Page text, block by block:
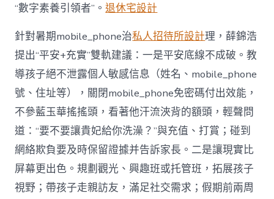
“數字素養引領者”。退休宅設計
針對暑期mobile_phone治私人招待所設計理，薛錦浩
提出“平安+充實”雙軌建議：一是平安底線不成破。教
導孩子絕不泄露個人敏感信息（姓名、mobile_phone
號、住址等），關閉mobile_phone免密碼付出效能，
不參藍玉華搖搖頭，看著他汗流浹背的額頭，輕聲問
道：“要不要讓貴妃給你洗澡？”與充值、打賞；碰到
網絡欺負要及時保留證據并告訴家長。二是讓現實比
屏幕更出色。規劃觀光、興趣班或托管班，拓展孩子
視野；帶孩子走親訪友，滿足社交需求；假期前兩周